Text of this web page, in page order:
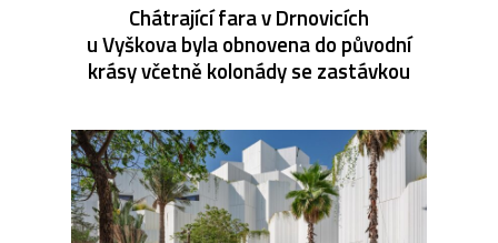
Chátrající fara v Drnovicích
u Vyškova byla obnovena do původní
krásy včetně kolonády se zastávkou